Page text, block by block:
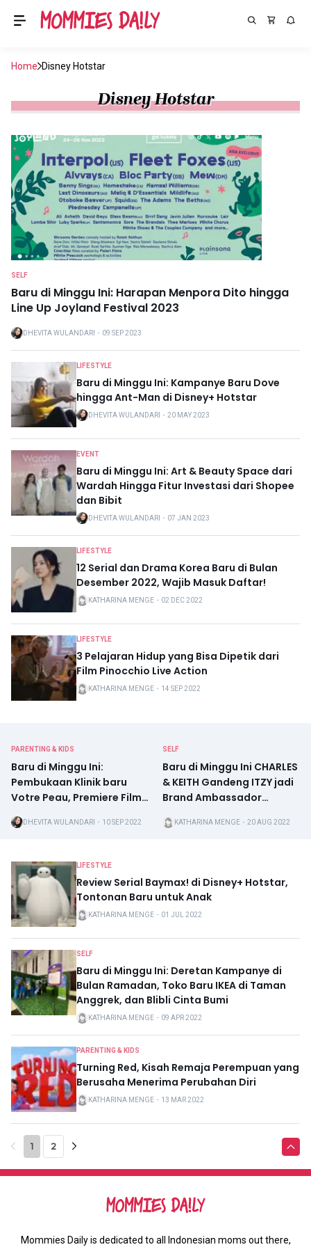
Home Disney Hotstar
Disney Hotstar
SELF
Baru di Minggu Ini: Harapan Menpora Dito hingga
Line Up Joyland Festival 2023
DHEVITA WULANDARI ・ 09 SEP 2023
LIFESTYLE
Baru di Minggu Ini: Kampanye Baru Dove
hingga Ant-Man di Disney+ Hotstar
DHEVITA WULANDARI ・ 20 MAY 2023
EVENT
Baru di Minggu Ini: Art & Beauty Space dari
Wardah Hingga Fitur Investasi dari Shopee
dan Bibit
DHEVITA WULANDARI ・ 07 JAN 2023
LIFESTYLE
12 Serial dan Drama Korea Baru di Bulan
Desember 2022, Wajib Masuk Daftar!
KATHARINA MENGE ・ 02 DEC 2022
LIFESTYLE
3 Pelajaran Hidup yang Bisa Dipetik dari
Film Pinocchio Live Action
KATHARINA MENGE ・ 14 SEP 2022
PARENTING & KIDS
Baru di Minggu Ini:
Pembukaan Klinik baru
Votre Peau, Premiere Film
"Noktah Merah
Perkawinan", Hingga Paket
Bali
DHEVITA WULANDARI ・ 10 SEP 2022
SELF
Baru di Minggu Ini CHARLES
& KEITH Gandeng ITZY jadi
Brand Ambassador
Dokter
KATHARINA MENGE ・ 20 AUG 2022
LIFESTYLE
Review Serial Baymax! di Disney+ Hotstar,
Tontonan Baru untuk Anak
KATHARINA MENGE ・ 01 JUL 2022
SELF
Baru di Minggu Ini: Deretan Kampanye di
Bulan Ramadan, Toko Baru IKEA di Taman
Anggrek, dan Blibli Cinta Bumi
KATHARINA MENGE ・ 09 APR 2022
PARENTING & KIDS
Turning Red, Kisah Remaja Perempuan yang
Berusaha Menerima Perubahan Diri
KATHARINA MENGE ・ 13 MAR 2022
1 2
Mommies Daily is dedicated to all Indonesian moms out there,